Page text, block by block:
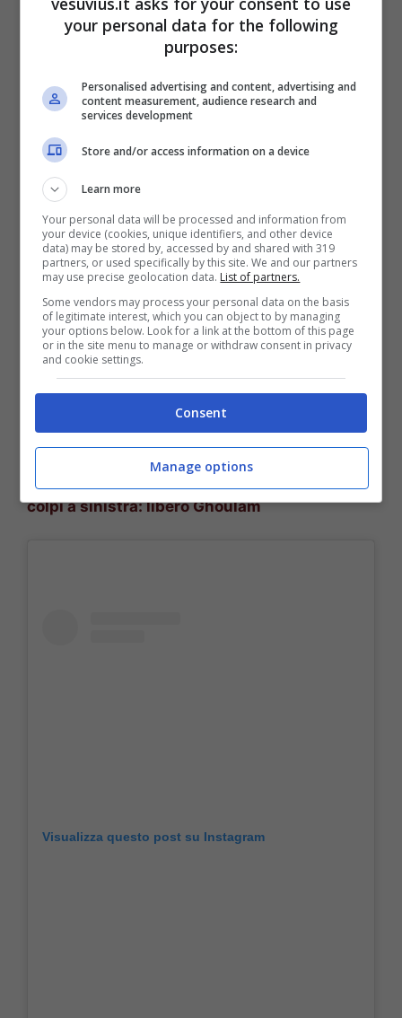
centrocampista, inoltre, non sembra
intenzionato a cambiare idea:in estate
l’addio. Il numero 8 azzurro
non ha mai nascosto il desiderio di tornare in
Spagna, da dove a lungo Barcellona e Real
Madrid lo hanno seguito con un certo interesse.
Alle due grandi, se n’è aggiunta un terza:
Atletico Madrid
capolista in Liga.
Il club spagnolo è pronto ad investire su Fabian
Ruiz, ma De Laurentiis non si siederà al tavolo
delle discussioni per meno di50 milioni di
euro. Il Napoli – prosegue il quotidiano –
proverà a convincere ancora il calciatore e nelle
prossime settimane è in programma un incontro
tra il Ds ed uno degli agenti di Fabian.
L’obiettivo è trovare un’intesa per continuare
insieme, Gattuso crede molto in lui e privarsene
renderebbe tutto più difficile.
LEGGI ANCHE –>
colpi a sinistra: libero Ghoulam
Visualizza questo post su Instagram
your personal data for the following
purposes:
Personalised advertising and content, advertising and
content measurement, audience research and
services development
Store and/or access information on a device
Learn more
Your personal data will be processed and information from
your device (cookies, unique identifiers, and other device
data) may be stored by, accessed by and shared with 319
partners, or used specifically by this site. We and our partners
may use precise geolocation data. List of partners.
Some vendors may process your personal data on the basis
of legitimate interest, which you can object to by managing
your options below. Look for a link at the bottom of this page
or in the site menu to manage or withdraw consent in privacy
and cookie settings.
Consent
Manage options